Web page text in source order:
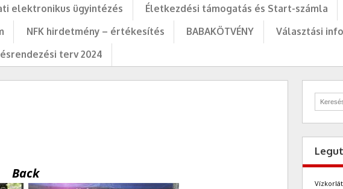
elektronikus ügyintézés Életkezdési támogatás és Start-számla
NFK hirdetmény – értékesítés BABAKÖTVÉNY Választási
terv 2024
Back